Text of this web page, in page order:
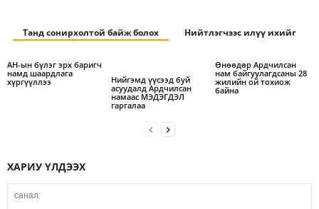
Танд сонирхолтой байж болох Нийтлэгчээс илүү ихийг
АН-ын бүлэг эрх баригч
намд шаардлага
хүргүүллээ
Нийгэмд үүсээд буй
асуудалд Ардчилсан
намаас МЭДЭГДЭЛ
гаргалаа
Өнөөдөр Ардчилсан
нам байгуулагдсаны 28
жилийн ой тохиож
байна
ХАРИУ ҮЛДЭЭХ